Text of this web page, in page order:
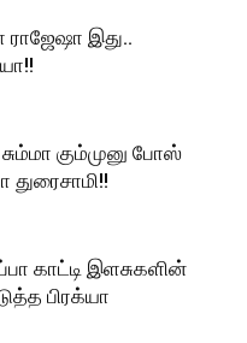
இது..
கும்முனு போஸ்
காட்டி இளசுகளின்
பிரக்யா